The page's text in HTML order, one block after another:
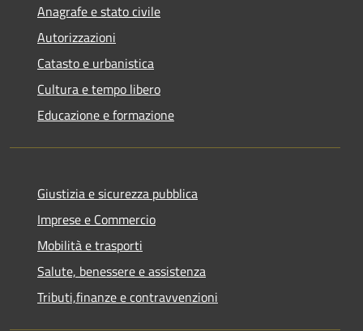
Anagrafe e stato civile
Autorizzazioni
Catasto e urbanistica
Cultura e tempo libero
Educazione e formazione
Giustizia e sicurezza pubblica
Imprese e Commercio
Mobilità e trasporti
Salute, benessere e assistenza
Tributi,finanze e contravvenzioni